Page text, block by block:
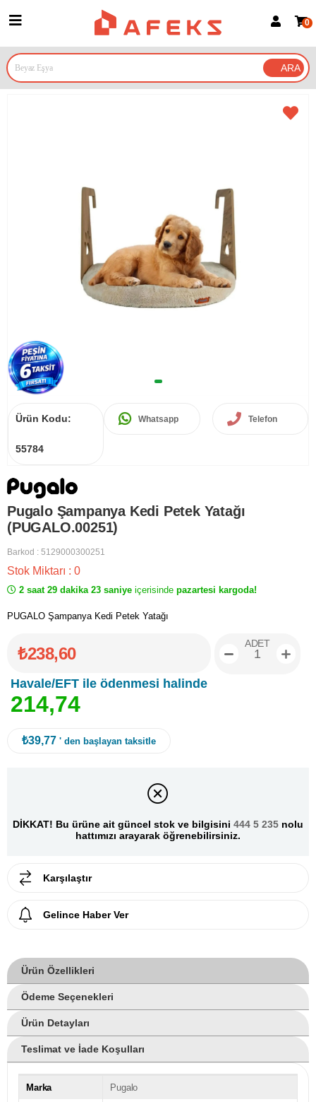
Google İle Bağlan
0
Ürün Kodu:
55784
Whatsapp Telefon
Pugalo Şampanya Kedi Petek Yatağı
(PUGALO.00251)
Barkod : 5129000300251
Stok Miktarı : 0
2 saat 29 dakika 23 saniye içerisinde pazartesi kargoda!
PUGALO Şampanya Kedi Petek Yatağı
₺238,60
Havale/EFT ile ödenmesi halinde
214,74
ADET
₺39,77 ' den başlayan taksitle
DİKKAT! Bu ürüne ait güncel stok ve bilgisini 444 5 235 nolu
hattımızı arayarak öğrenebilirsiniz.
Karşılaştır
Gelince Haber Ver
Ürün Özellikleri
Ödeme Seçenekleri
Ürün Detayları
Teslimat ve İade Koşulları
Marka Pugalo